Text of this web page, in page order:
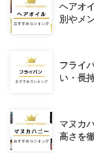
ヘアオ
別やメ
フライ
い・長
マヌカ
高さを